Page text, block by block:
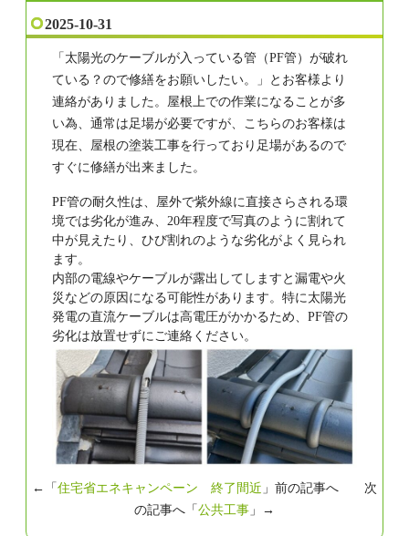
2025-10-31
「太陽光のケーブルが入っている管（PF管）が破れ
ている？ので修繕をお願いしたい。」とお客様より
連絡がありました。屋根上での作業になることが多
い為、通常は足場が必要ですが、こちらのお客様は
現在、屋根の塗装工事を行っており足場があるので
すぐに修繕が出来ました。
PF管の耐久性は、屋外で紫外線に直接さらされる環
境では劣化が進み、20年程度で写真のように割れて
中が見えたり、ひび割れのような劣化がよく見られ
ます。
内部の電線やケーブルが露出してしますと漏電や火
災などの原因になる可能性があります。特に太陽光
発電の直流ケーブルは高電圧がかかるため、PF管の
劣化は放置せずにご連絡ください。
←「 住宅省エネキャンペーン 終了間近 」前の記事へ 次
の記事へ「 公共工事 」→